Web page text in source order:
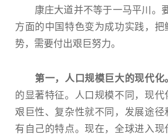
康庄大道并不等于一马平川。
方面的中国特色变为成功实践，
势，需要付出艰巨努力。
第一，人口规模巨大的现代化
的显著特征。人口规模不同，现代
艰巨性、复杂性就不同，发展途径
有自己的特点。现在，全球进入现